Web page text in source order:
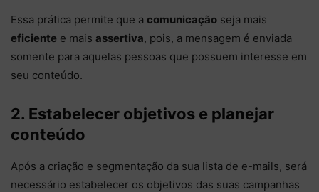
Essa prática permite que a comunicação seja mais
eficiente e mais assertiva, pois, a mensagem é enviada
somente para aquelas pessoas que possuem interesse em
seu conteúdo.
2. Estabelecer objetivos e planejar
conteúdo
Após a criação e segmentação da sua lista de e-mails, será
necessário estabelecer os objetivos das suas campanhas